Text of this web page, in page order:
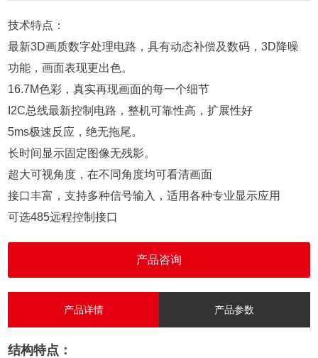
技术特点：
最新3D画质数字处理电路，具有动态补偿及数码，3D降噪
功能，画面表现更出色。
16.7M色彩，真实再现画面的每一个细节
I2C总线最新控制电路，整机可靠性高，扩展性好
5ms极速反应，绝无拖尾。
长时间显示固定图像无残影。
超大可视角度，在不同角度均可看清画面
接口丰富，支持多种信号输入，适用各种专业显示应用
可选485远程控制接口
产品咨询
产品详情 产品参数
结构特点：